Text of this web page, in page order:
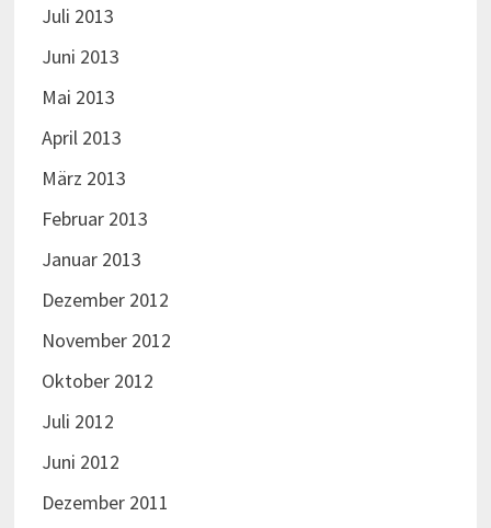
Juli 2013
Juni 2013
Mai 2013
April 2013
März 2013
Februar 2013
Januar 2013
Dezember 2012
November 2012
Oktober 2012
Juli 2012
Juni 2012
Dezember 2011